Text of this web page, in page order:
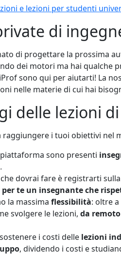
e lezioni per studenti
di
di progettare la prossima
dei motori ma hai qualche
sono qui per aiutarti! La
nelle materie di cui hai
delle lezioni
raggiungere i tuoi obiettivi nel
sono presenti
che dovrai fare è registrarti
te un insegnante che
la massima flessibilità: oltre
svolgere le lezioni, da
i costi delle lezioni
, dividendo i costi e